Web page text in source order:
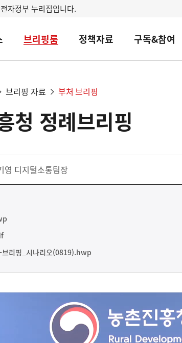
자정부 누리집입니다.
브리핑룸 정책자료 구독&참여
브리핑 자료 부처 브리핑
청 정례브리핑
영 디지털소통팀장
리핑_시나리오(0819).hwp